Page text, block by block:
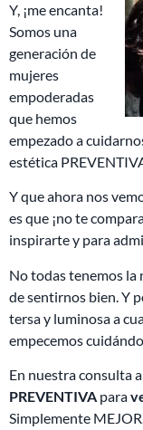
Y, ¡me encanta!
Somos una
generación de
mujeres
empoderadas
que hemos
empezado a
estética
Y que ahora nos
es que ¡no te
inspirarte y para
No todas tenemos la
de sentirnos bien. Y
tersa y luminosa a
empecemos
En nuestra consulta
PREVENTIVA para
Simplemente